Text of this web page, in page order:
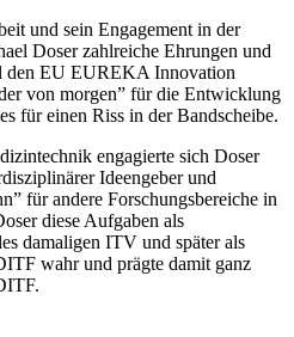
und sein Engagement in der
Doser zahlreiche Ehrungen und
den EU EUREKA Innovation
von morgen” für die Entwicklung
für einen Riss in der Bandscheibe.
engagierte sich Doser
Ideengeber und
für andere Forschungsbereiche in
diese Aufgaben als
damaligen ITV und später als
wahr und prägte damit ganz